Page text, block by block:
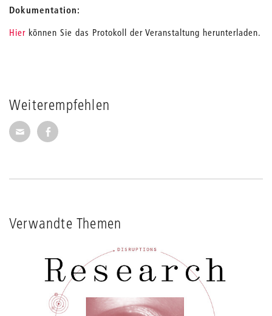
Weiterempfehlen
Seite per E-Mail weiterempfehlen
Seite auf Facebook weiterempfehlen
Dokumentation:
Hier können Sie das Protokoll der Veranstaltung herunterladen.
Verwandte Themen